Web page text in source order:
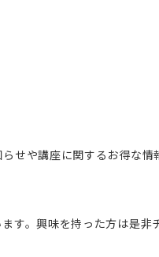
せや講座に関するお得な情
す。興味を持った方は是